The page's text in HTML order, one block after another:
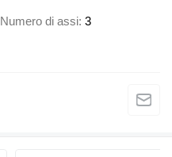
Numero di assi 3